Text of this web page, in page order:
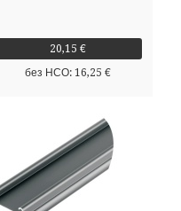
20,15 €
без НСО: 16,25 €